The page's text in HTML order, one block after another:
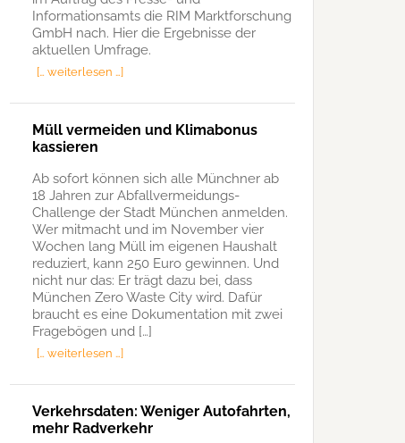
Informationsamts die RIM Marktforschung
GmbH nach. Hier die Ergebnisse der
aktuellen Umfrage.
[… weiterlesen …]
Müll vermeiden und Klimabonus
kassieren
Ab sofort können sich alle Münchner ab
18 Jahren zur Abfallvermeidungs-
Challenge der Stadt München anmelden.
Wer mitmacht und im November vier
Wochen lang Müll im eigenen Haushalt
reduziert, kann 250 Euro gewinnen. Und
nicht nur das: Er trägt dazu bei, dass
München Zero Waste City wird. Dafür
braucht es eine Dokumentation mit zwei
Fragebögen und […]
[… weiterlesen …]
Verkehrsdaten: Weniger Autofahrten,
mehr Radverkehr